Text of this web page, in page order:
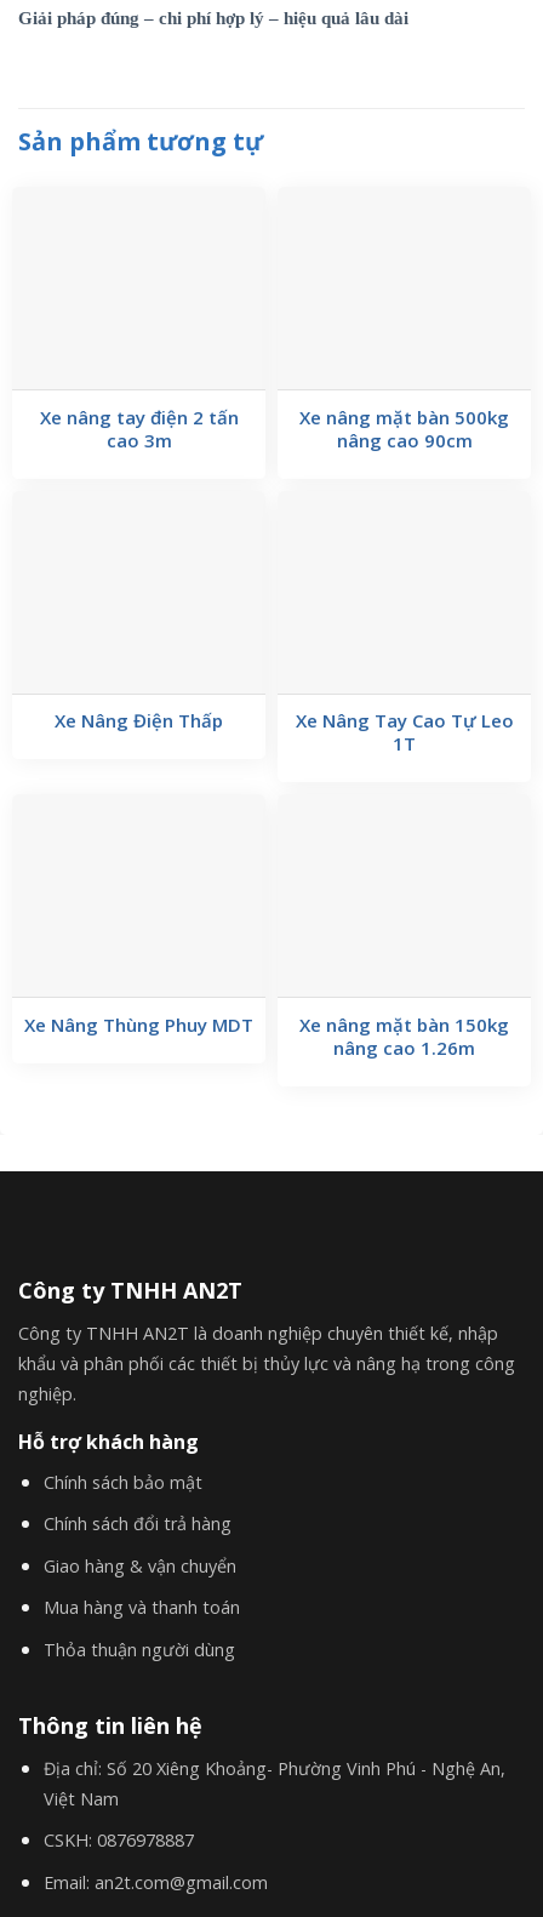
Giải pháp đúng – chi phí hợp lý – hiệu quả lâu dài
Sản phẩm tương tự
Xe nâng tay điện 2 tấn
cao 3m
Xe nâng mặt bàn 500kg
nâng cao 90cm
Xe Nâng Điện Thấp
Xe Nâng Tay Cao Tự Leo
1T
Xe Nâng Thùng Phuy MDT
Xe nâng mặt bàn 150kg
nâng cao 1.26m
Công ty TNHH AN2T
Công ty TNHH AN2T là doanh nghiệp chuyên thiết kế, nhập
khẩu và phân phối các thiết bị thủy lực và nâng hạ trong công
nghiệp.
Hỗ trợ khách hàng
Chính sách bảo mật
Chính sách đổi trả hàng
Giao hàng & vận chuyển
Mua hàng và thanh toán
Thỏa thuận người dùng
Thông tin liên hệ
Địa chỉ: Số 20 Xiêng Khoảng- Phường Vinh Phú - Nghệ An,
Việt Nam
CSKH: 0876978887
Email: an2t.com@gmail.com